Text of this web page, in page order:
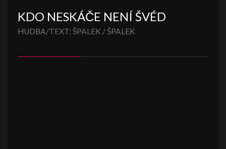
KDO NESKÁČE NENÍ ŠVÉD
HUDBA/TEXT: ŠPALEK / ŠPALEK